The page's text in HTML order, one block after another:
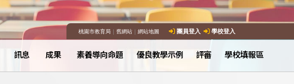
桃園市教育局｜ 舊網站｜ 網站地圖 團員登入 學校登入
訊息 成果 素養導向命題 優良教學示例 評審 學校填報區